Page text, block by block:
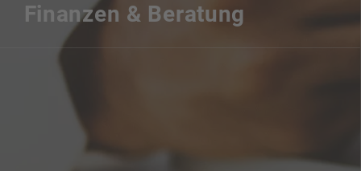
Finanzen & Beratung